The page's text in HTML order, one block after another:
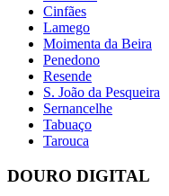
Cinfães
Lamego
Moimenta da Beira
Penedono
Resende
S. João da Pesqueira
Sernancelhe
Tabuaço
Tarouca
DOURO DIGITAL